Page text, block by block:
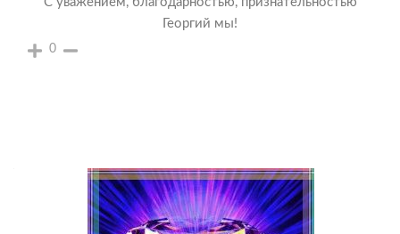
Георгий мы!
0